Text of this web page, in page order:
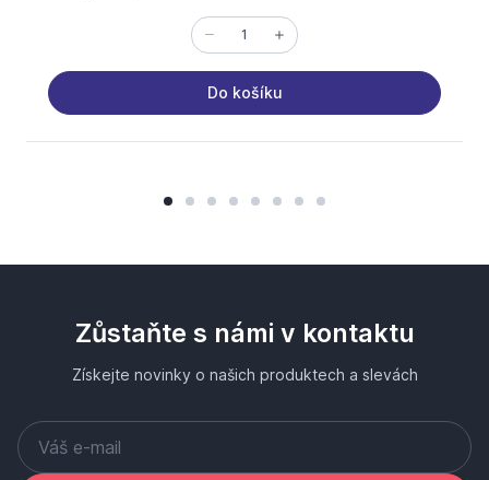
Do košíku
Zůstaňte s námi v kontaktu
Získejte novinky o našich produktech a slevách